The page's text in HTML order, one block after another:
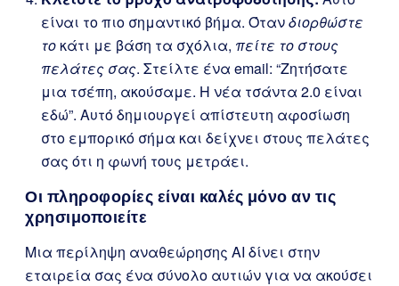
είναι το πιο σημαντικό βήμα. Ότανδιορθώστε
το κάτι με βάση τα σχόλια, πείτε το στους
πελάτες σας. Στείλτε ένα email: “Ζητήσατε
μια τσέπη, ακούσαμε. Η νέα τσάντα 2.0 είναι
εδώ”. Αυτό δημιουργεί απίστευτη αφοσίωση
στο εμπορικό σήμα και δείχνει στους πελάτες
σας ότι η φωνή τους μετράει.
Οι πληροφορίες είναι καλές μόνο αν τις
χρησιμοποιείτε
Μια περίληψη αναθεώρησης AI δίνει στην
εταιρεία σας ένα σύνολο αυτιών για να ακούσει